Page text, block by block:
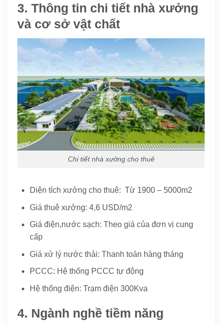
3. Thông tin chi tiết nhà xưởng
và cơ sở vật chất
Chi tiết nhà xưởng cho thuê
Diện tích xưởng cho thuê: Từ 1900 – 5000m2
Giá thuê xưởng: 4,6 USD/m2
Giá điện,nước sạch: Theo giá của đơn vị cung
cấp
Giá xử lý nước thải: Thanh toán hàng tháng
PCCC: Hệ thống PCCC tự động
Hệ thống điện: Trạm điện 300Kva
4. Ngành nghề tiềm năng